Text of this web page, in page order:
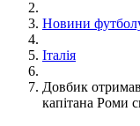
Новини
Італія
Довбик
капітана Роми